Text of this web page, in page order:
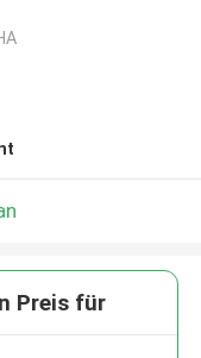
Preis für